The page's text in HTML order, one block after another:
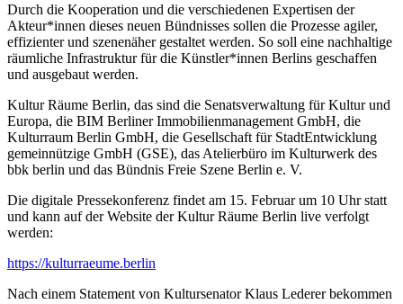
Durch die Kooperation und die verschiedenen Expertisen der
Akteur*innen dieses neuen Bündnisses sollen die Prozesse agiler,
effizienter und szenenäher gestaltet werden. So soll eine nachhaltige
räumliche Infrastruktur für die Künstler*innen Berlins geschaffen
und ausgebaut werden.
Kultur Räume Berlin, das sind die Senatsverwaltung für Kultur und
Europa, die BIM Berliner Immobilienmanagement GmbH, die
Kulturraum Berlin GmbH, die Gesellschaft für StadtEntwicklung
gemeinnützige GmbH (GSE), das Atelierbüro im Kulturwerk des
bbk berlin und das Bündnis Freie Szene Berlin e. V.
Die digitale Pressekonferenz findet am 15. Februar um 10 Uhr statt
und kann auf der Website der Kultur Räume Berlin live verfolgt
werden:
https://kulturraeume.berlin
Nach einem Statement von Kultursenator Klaus Lederer bekommen